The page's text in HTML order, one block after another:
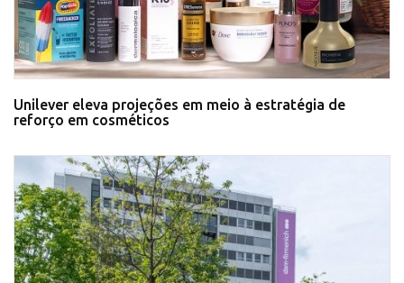
Unilever eleva projeções em meio à estratégia de
reforço em cosméticos